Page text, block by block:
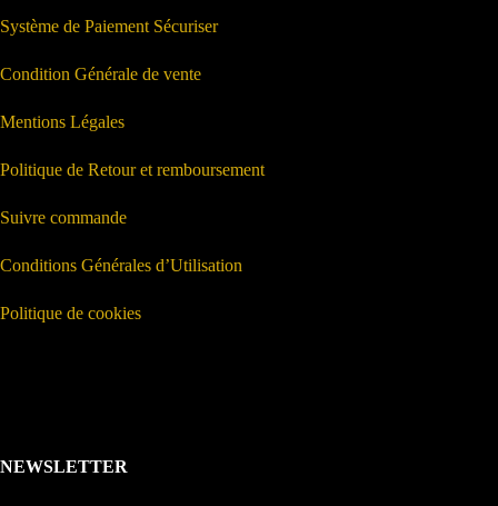
Système de Paiement Sécuriser
Condition Générale de vente
Mentions Légales
Politique de Retour et remboursement
Suivre commande
Conditions Générales d’Utilisation
Politique de cookies
NEWSLETTER